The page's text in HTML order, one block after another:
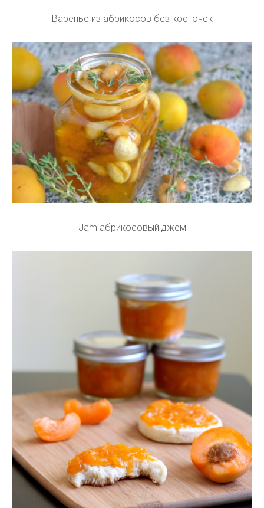
Варенье из абрикосов без косточек
Jam абрикосовый джем